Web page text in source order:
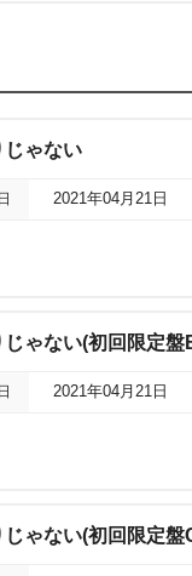
じゃない
2021年04月21日
じゃない(初回限定盤
2021年04月21日
じゃない(初回限定盤